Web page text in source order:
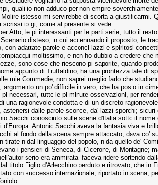
quali io non adduco per non empire
istesso mi servirebbe di scorta a giustificarmi.
scrissi io gi, come al presente si vede.
Atto, le pi interessanti per le parti serie, tutto il
disteso, in cui accennando il proposito, le
con adattate parole e acconci lazzi e spiritosi
moltissimo, e non ho dubbio a credere
sono cose che riescono pi saporite, quando
appunto di Truffaldino, ha una prontezza tale di
mie Commedie, non saprei meglio farlo che
argomento un po' difficile in vero, che ha posto in
necessari, tutte le pi minute osservazioni, per
una ragionevole condotta e di un discreto
astenersi dalle parole sconce, da' lazzi sporchi;
Sacchi conosciuto sulle scene d'Italia sotto il
d'Europa. Antonio Sacchi aveva la fantasia viva e
al fondo della scena sempre attaccato, dava co'
tirate n dal linguaggio del popolo, n da quello de'
i pensieri di Seneca, di Cicerone, di Montagne;
serio era ammirata, faceva ridere sortendo
titolo Figlio d'Arlecchino perduto e ritrovato, che in
con successo internazionale, riportato in scena,